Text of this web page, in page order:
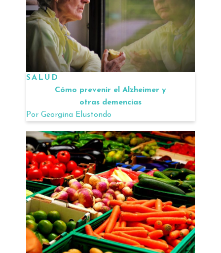
SALUD
Cómo prevenir el Alzheimer y
otras demencias
Por Georgina Elustondo